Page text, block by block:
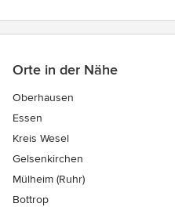
Orte in der Nähe
Oberhausen
Essen
Kreis Wesel
Gelsenkirchen
Mülheim (Ruhr)
Bottrop